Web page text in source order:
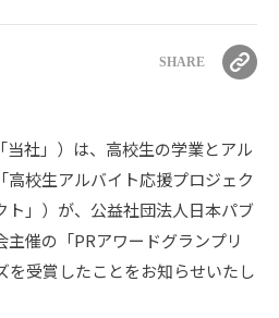
SHARE
当社」）は、高校生の学業とアル
高校生アルバイト応援プロジェク
ト」）が、公益社団法人日本パブ
主催の「PRアワードグランプリ
を受賞したことをお知らせいたし